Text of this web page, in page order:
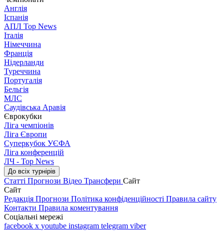
Англія
Іспанія
АПЛ Top News
Італія
Німеччина
Франція
Нідерланди
Туреччина
Португалія
Бельгія
МЛС
Саудівська Аравія
Єврокубки
Ліга чемпіонів
Ліга Європи
Суперкубок УЄФА
Ліга конференцій
ЛЧ - Top News
До всіх турнірів
Статті Прогнози Відео Трансфери Сайт
Сайт
Редакція Прогнози Політика конфіденційності Правила сайту
Контакти Правила коментування
Соціальні мережі
facebook x youtube instagram telegram viber